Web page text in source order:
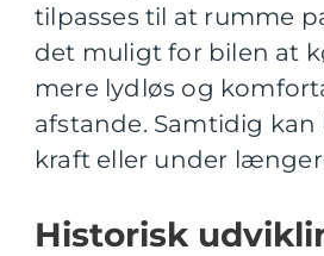
tilpasses til at rumme
det muligt for bilen at
mere lydløs og
afstande. Samtidig
kraft eller under
Historisk